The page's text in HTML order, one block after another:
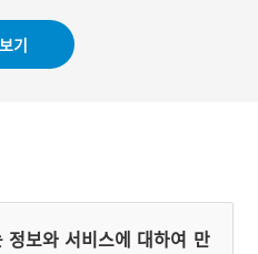
기
보와 서비스에 대하여 만